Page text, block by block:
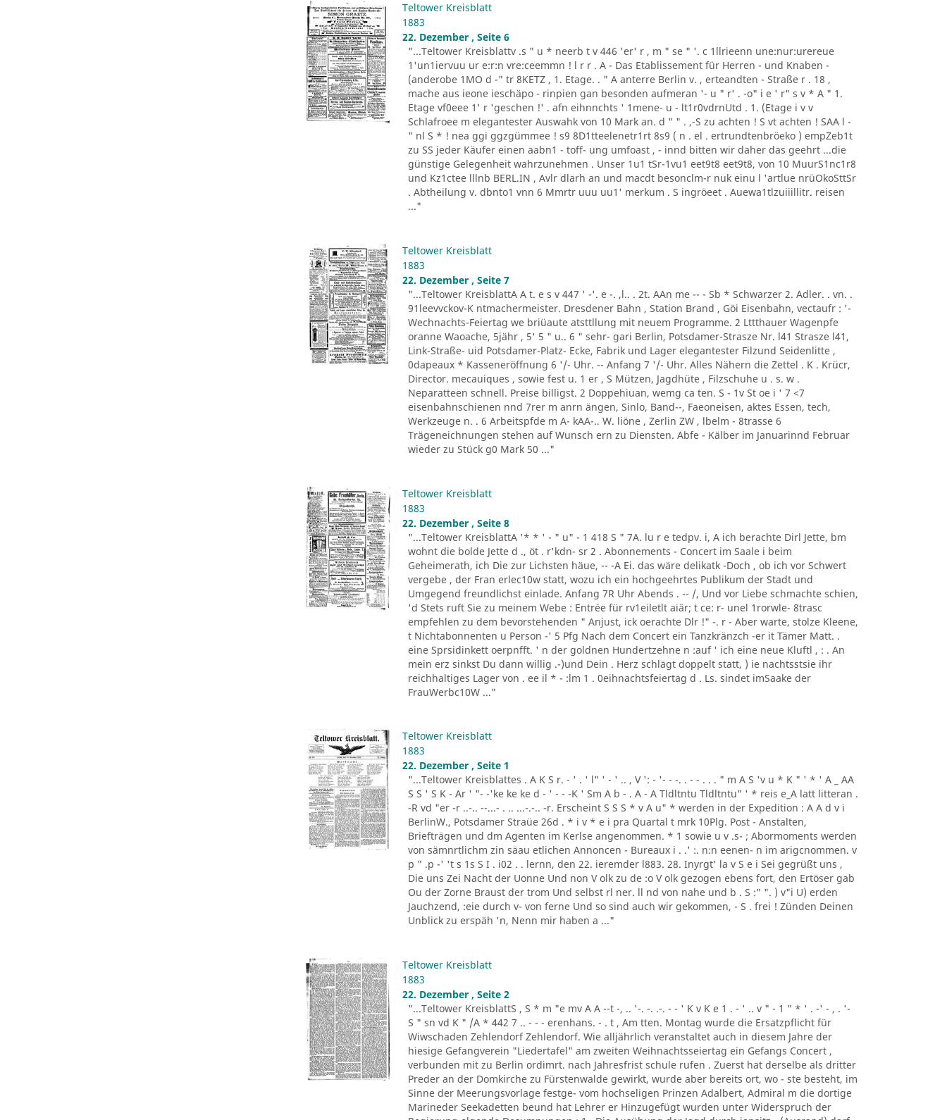
Teltower Kreisblatt
1883
22. Dezember , Seite 6
"...Teltower Kreisblattv .s " u * neerb t v 446 'er' r , m " se " '. c 1llrieenn une:nur:urereue
1'un1iervuu ur e:r:n vre:ceemmn ! l r r . A - Das Etablissement für Herren - und Knaben -
(anderobe 1MO d -" tr 8KETZ , 1. Etage. . " A anterre Berlin v. , erteandten - Straße r . 18 ,
mache aus ieone ieschäpo - rinpien gan besonden aufmeran '- u " r' . -o" i e ' r" s v * A " 1.
Etage vf0eee 1' r 'geschen !' . afn eihnnchts ' 1mene- u - lt1r0vdrnUtd . 1. (Etage i v v
Schlafroee m elegantester Auswahk von 10 Mark an. d " " . ,-S zu achten ! S vt achten ! SAA l -
" nl S * ! nea ggi ggzgümmee ! s9 8D1tteelenetr1rt 8s9 ( n . el . ertrundtenbröeko ) empZeb1t
zu SS jeder Käufer einen aabn1 - toff- ung umfoast , - innd bitten wir daher das geehrt ...die
günstige Gelegenheit wahrzunehmen . Unser 1u1 tSr-1vu1 eet9t8 eet9t8, von 10 MuurS1nc1r8
und Kz1ctee lllnb BERL.IN , Avlr dlarh an und macdt besonclm-r nuk einu l 'artlue nrüOkoSttSr
. Abtheilung v. dbnto1 vnn 6 Mmrtr uuu uu1' merkum . S ingröeet . Auewa1tlzuiiillitr. reisen
..."
Teltower Kreisblatt
1883
22. Dezember , Seite 7
"...Teltower KreisblattA A t. e s v 447 ' -'. e -. ,l.. . 2t. AAn me -- - Sb * Schwarzer 2. Adler. . vn. .
91leevvckov-K ntmachermeister. Dresdener Bahn , Station Brand , Göi Eisenbahn, vectaufr : '-
Wechnachts-Feiertag we briüaute atsttllung mit neuem Programme. 2 Lttthauer Wagenpfe
oranne Waoache, 5jähr , 5' 5 " u.. 6 " sehr- gari Berlin, Potsdamer-Strasze Nr. l41 Strasze l41,
Link-Straße- uid Potsdamer-Platz- Ecke, Fabrik und Lager elegantester Filzund Seidenlitte ,
0dapeaux * Kasseneröffnung 6 '/- Uhr. -- Anfang 7 '/- Uhr. Alles Nähern die Zettel . K . Krücr,
Director. mecauiques , sowie fest u. 1 er , S Mützen, Jagdhüte , Filzschuhe u . s. w .
Neparatteen schnell. Preise billigst. 2 Doppehiuan, wemg ca ten. S - 1v St oe i ' 7 <7
eisenbahnschienen nnd 7rer m anrn ängen, Sinlo, Band--, Faeoneisen, aktes Essen, tech,
Werkzeuge n. . 6 Arbeitspfde m A- kAA-.. W. liöne , Zerlin ZW , lbelm - 8trasse 6
Trägeneichnungen stehen auf Wunsch ern zu Diensten. Abfe - Kälber im Januarinnd Februar
wieder zu Stück g0 Mark 50 ..."
Teltower Kreisblatt
1883
22. Dezember , Seite 8
"...Teltower KreisblattA '* * ' - " u" - 1 418 S " 7A. lu r e tedpv. i, A ich berachte Dirl Jette, bm
wohnt die bolde Jette d ., öt . r'kdn- sr 2 . Abonnements - Concert im Saale i beim
Geheimerath, ich Die zur Lichsten häue, -- -A Ei. das wäre delikatk -Doch , ob ich vor Schwert
vergebe , der Fran erlec10w statt, wozu ich ein hochgeehrtes Publikum der Stadt und
Umgegend freundlichst einlade. Anfang 7R Uhr Abends . -- /, Und vor Liebe schmachte schien,
'd Stets ruft Sie zu meinem Webe : Entrée für rv1eiletlt aiär; t ce: r- unel 1rorwle- 8trasc
empfehlen zu dem bevorstehenden " Anjust, ick oerachte Dlr !" -. r - Aber warte, stolze Kleene,
t Nichtabonnenten u Person -' 5 Pfg Nach dem Concert ein Tanzkränzch -er it Tämer Matt. .
eine Sprsidinkett oerpnfft. ' n der goldnen Hundertzehne n :auf ' ich eine neue Kluftl , : . An
mein erz sinkst Du dann willig .-)und Dein . Herz schlägt doppelt statt, ) ie nachtsstsie ihr
reichhaltiges Lager von . ee il * - :lm 1 . 0eihnachtsfeiertag d . Ls. sindet imSaake der
FrauWerbc10W ..."
Teltower Kreisblatt
1883
22. Dezember , Seite 1
"...Teltower Kreisblattes . A K S r. - ' . ' l" ' - ' .. , V ': - '- - -. . - - . . . " m A S 'v u * K " ' * ' A _ AA
S S ' S K - Ar ' "- -'ke ke ke d - ' - - -K ' Sm A b - . A - A Tldltntu Tldltntu" ' * reis e_A latt litteran .
-R vd "er -r ..-.. --...- . .. ...-.-.. -r. Erscheint S S S * v A u" * werden in der Expedition : A A d v i
BerlinW., Potsdamer Straüe 26d . * i v * e i pra Quartal t mrk 10Plg. Post - Anstalten,
Briefträgen und dm Agenten im Kerlse angenommen. * 1 sowie u v .s- ; Abormoments werden
von sämnrtlichm zin säau etlichen Annoncen - Bureaux i . .' :. n:n eenen- n im arigcnommen. v
p " .p -' 't s 1s S I . i02 . . lernn, den 22. ieremder l883. 28. Inyrgt' la v S e i Sei gegrüßt uns ,
Die uns Zei Nacht der Uonne Und non V olk zu de :o V olk gezogen ebens fort, den Ertöser gab
Ou der Zorne Braust der trom Und selbst rl ner. ll nd von nahe und b . S :" ". ) v"i U) erden
Jauchzend, :eie durch v- von ferne Und so sind auch wir gekommen, - S . frei ! Zünden Deinen
Unblick zu erspäh 'n, Nenn mir haben a ..."
Teltower Kreisblatt
1883
22. Dezember , Seite 2
"...Teltower KreisblattS , S * m "e mv A A --t -, .. '-. -. .-. - - ' K v K e 1 . - ' .. v " - 1 " * ' . -' - , . '-
S " sn vd K " /A * 442 7 .. - - - erenhans. - . t , Am tten. Montag wurde die Ersatzpflicht für
Wiwschaden Zehlendorf Zehlendorf. Wie alljährlich veranstaltet auch in diesem Jahre der
hiesige Gefangverein "Liedertafel" am zweiten Weihnachtsseiertag ein Gefangs Concert ,
verbunden mit zu Berlin ordimrt. nach Jahresfrist schule rufen . Zuerst hat derselbe als dritter
Preder an der Domkirche zu Fürstenwalde gewirkt, wurde aber bereits ort, wo - ste besteht, im
Sinne der Meerungsvorlage festge- vom hochseligen Prinzen Adalbert, Admiral m die dortige
Marineder Seekadetten beund hat Lehrer er Hinzugefügt wurden unter Widerspruch der